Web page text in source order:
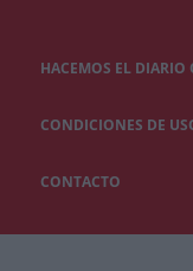
HACEMOS EL DIARIO
CONDICIONES DE
CONTACTO